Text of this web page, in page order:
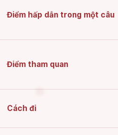
Điểm hấp dẫn trong một câu
Điểm tham quan
Cách đi